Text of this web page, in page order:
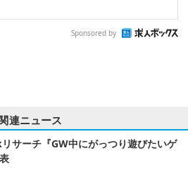
Sponsored by
関連ニュース
サーチ『GW中にがっつり遊びたいゲ